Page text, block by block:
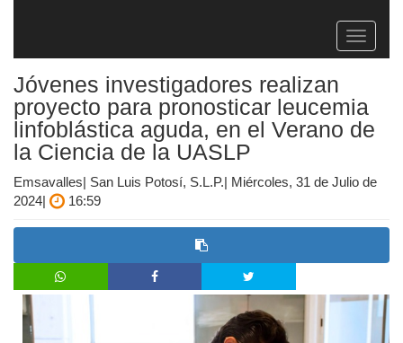
Toggle
Jóvenes investigadores realizan
proyecto para pronosticar leucemia
linfoblástica aguda, en el Verano de
la Ciencia de la UASLP
Emsavalles| San Luis Potosí, S.L.P.| Miércoles, 31 de Julio de
2024|
16:59